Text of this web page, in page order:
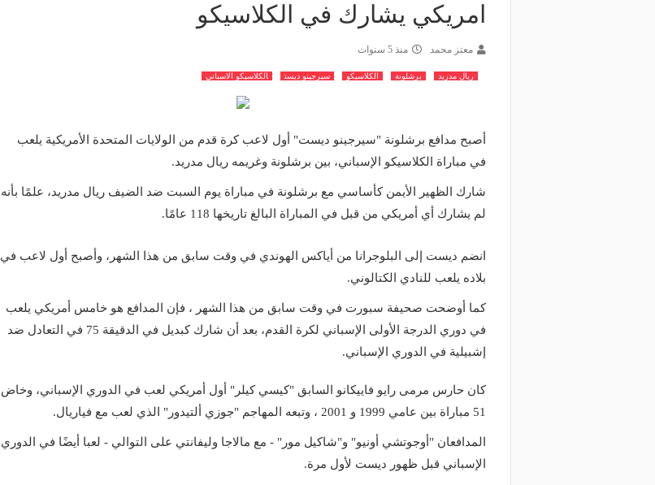
امريكي يشارك في الكلاسيكو
معتز محمد منذ 5 سنوات
ريال مدريد برشلونة الكلاسيكو سيرجينو ديست الكلاسيكو الاسباني
أصبح مدافع برشلونة "سيرجينو ديست" أول لاعب كرة قدم من الولايات المتحدة الأمريكية يلعب
في مباراة الكلاسيكو الإسباني، بين برشلونة وغريمه ريال مدريد.
شارك الظهير الأيمن كأساسي مع برشلونة في مباراة يوم السبت ضد الضيف ريال مدريد، علمًا بأنه
لم يشارك أي أمريكي من قبل في المباراة البالغ تاريخها 118 عامًا.
انضم ديست إلى البلوجرانا من أياكس الهوندي في وقت سابق من هذا الشهر، وأصبح أول لاعب في
بلاده يلعب للنادي الكتالوني.
كما أوضحت صحيفة سبورت في وقت سابق من هذا الشهر ، فإن المدافع هو خامس أمريكي يلعب
في دوري الدرجة الأولى الإسباني لكرة القدم، بعد أن شارك كبديل في الدقيقة 75 في التعادل ضد
إشبيلية في الدوري الإسباني.
كان حارس مرمى رايو فاييكانو السابق "كيسي كيلر" أول أمريكي لعب في الدوري الإسباني، وخاض
51 مباراة بين عامي 1999 و 2001 ، وتبعه المهاجم "جوزي ألتيدور" الذي لعب مع فياريال.
المدافعان "أوجوتشي أونيو" و"شاكيل مور" - مع مالاجا وليفانتي على التوالي - لعبا أيضًا في الدوري
الإسباني قبل ظهور ديست لأول مرة.